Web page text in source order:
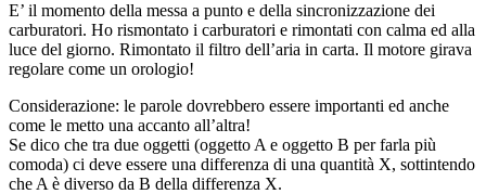
E’ il momento della messa a punto e della sincronizzazione dei
carburatori. Ho rismontato i carburatori e rimontati con calma ed alla
luce del giorno. Rimontato il filtro dell’aria in carta. Il motore girava
regolare come un orologio!
Considerazione: le parole dovrebbero essere importanti ed anche
come le metto una accanto all’altra!
Se dico che tra due oggetti (oggetto A e oggetto B per farla più
comoda) ci deve essere una differenza di una quantità X, sottintendo
che A è diverso da B della differenza X.